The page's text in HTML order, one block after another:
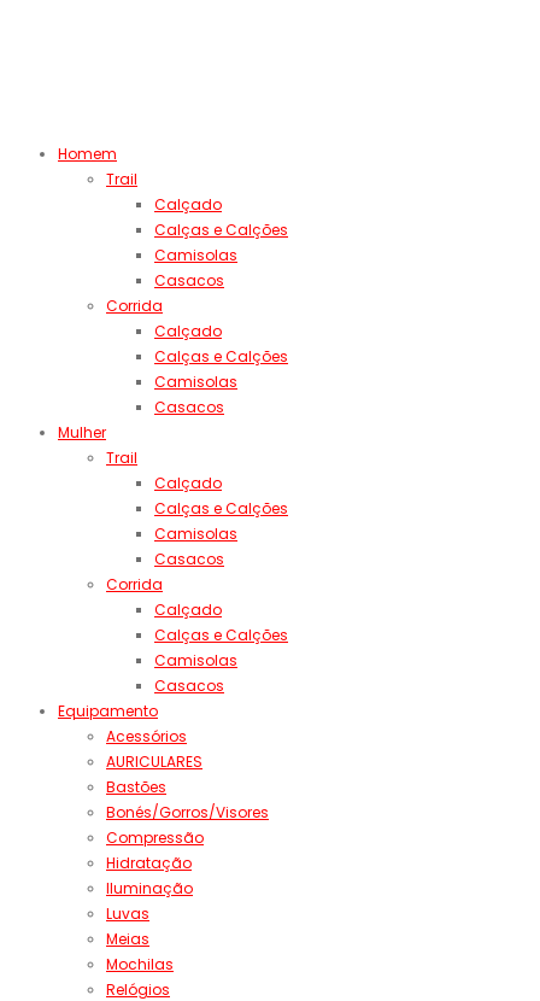
Homem
Trail
Calçado
Calças e Calções
Camisolas
Casacos
Corrida
Calçado
Calças e Calções
Camisolas
Casacos
Mulher
Trail
Calçado
Calças e Calções
Camisolas
Casacos
Corrida
Calçado
Calças e Calções
Camisolas
Casacos
Equipamento
Acessórios
AURICULARES
Bastões
Bonés/Gorros/Visores
Compressão
Hidratação
Iluminação
Luvas
Meias
Mochilas
Relógios